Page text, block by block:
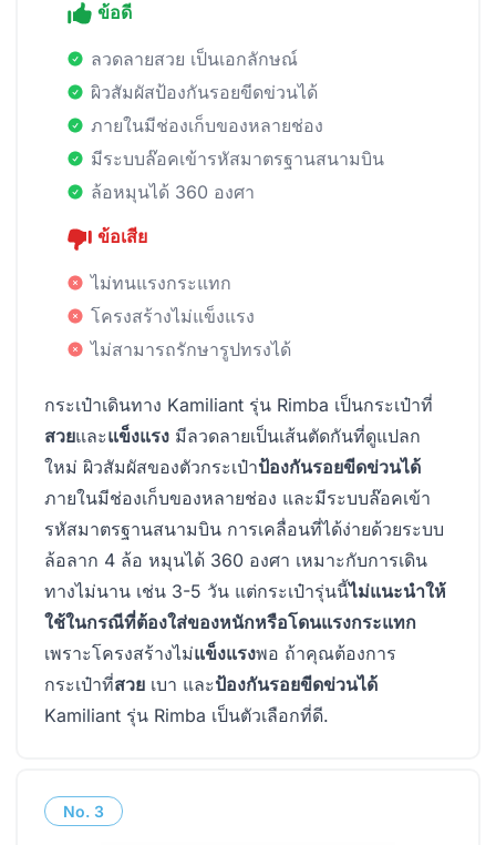
ข้อดี
ลวดลายสวย เป็นเอกลักษณ์
ผิวสัมผัสป้องกันรอยขีดข่วนได้
ภายในมีช่องเก็บของหลายช่อง
มีระบบล๊อคเข้ารหัสมาตรฐานสนามบิน
ล้อหมุนได้ 360 องศา
ข้อเสีย
ไม่ทนแรงกระแทก
โครงสร้างไม่แข็งแรง
ไม่สามารถรักษารูปทรงได้
กระเป๋าเดินทาง Kamiliant รุ่น Rimba เป็นกระเป๋าที่
สวยและแข็งแรง มีลวดลายเป็นเส้นตัดกันที่ดูแปลก
ใหม่ ผิวสัมผัสของตัวกระเป๋าป้องกันรอยขีดข่วนได้
ภายในมีช่องเก็บของหลายช่อง และมีระบบล๊อคเข้า
รหัสมาตรฐานสนามบิน การเคลื่อนที่ได้ง่ายด้วยระบบ
ล้อลาก 4 ล้อ หมุนได้ 360 องศา เหมาะกับการเดิน
ทางไม่นาน เช่น 3-5 วัน แต่กระเป๋ารุ่นนี้ไม่แนะนำให้
ใช้ในกรณีที่ต้องใส่ของหนักหรือโดนแรงกระแทก
เพราะโครงสร้างไม่แข็งแรงพอ ถ้าคุณต้องการ
กระเป๋าที่สวย เบา และป้องกันรอยขีดข่วนได้
Kamiliant รุ่น Rimba เป็นตัวเลือกที่ดี.
No. 3